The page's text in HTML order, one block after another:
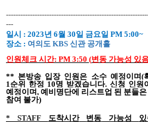
---
일시 : 2023년 6월 30일 금요일 PM 5:00~
장소 : 여의도 KBS 신관 공개홀
인원체크 시간: PM 3:50 (변동 가능성 있
** 본방송 입장 인원은 소수 예정이며 (
1순위 한정 10명 받겠습니다.신청 인원
예정이며 ,예비명단에 리스트업 된 분들
참여 불가)
* STAFF 도착시간 변동 가능성